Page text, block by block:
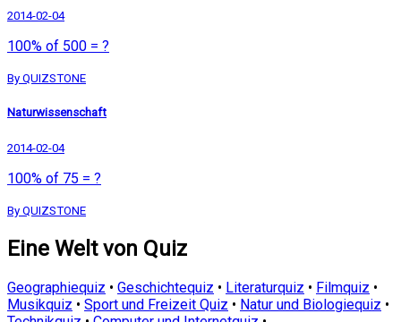
2014-02-04
100% of 500 = ?
By QUIZSTONE
Naturwissenschaft
2014-02-04
100% of 75 = ?
By QUIZSTONE
Eine Welt von Quiz
Geographiequiz • Geschichtequiz • Literaturquiz • Filmquiz •
Musikquiz • Sport und Freizeit Quiz • Natur und Biologiequiz •